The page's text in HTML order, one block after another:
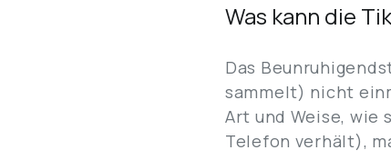
Was kann die
Das
sammelt) nicht
Art und Weise, wie
Telefon verhält),